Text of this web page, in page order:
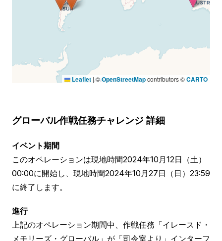
Leaflet |©OpenStreetMapcontributors ©CARTO
グローバル作戦任務チャレンジ 詳細
イベント期間
このオペレーションは現地時間2024年10月12日（土）
00:00に開始し、現地時間2024年10月27日（日）23:59
に終了します。
進行
上記のオペレーション期間中、作戦任務「イレースド・
メモリーズ・グローバル」が「司令室より」インターフ